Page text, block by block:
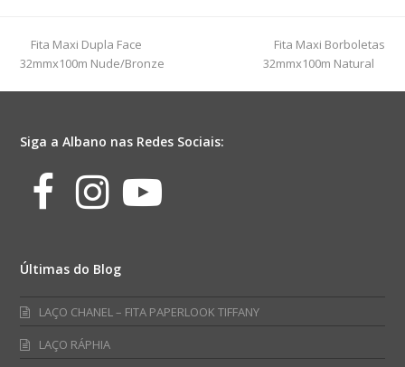
Azul
quantidade
previous
post:
Fita Maxi Dupla Face
32mmx100m Nude/Bronze
next
post:
Fita Maxi Borboletas
32mmx100m Natural
Siga a Albano nas Redes Sociais:
Facebook
Instagram
Youtube
Últimas do Blog
LAÇO CHANEL – FITA PAPERLOOK TIFFANY
LAÇO RÁPHIA